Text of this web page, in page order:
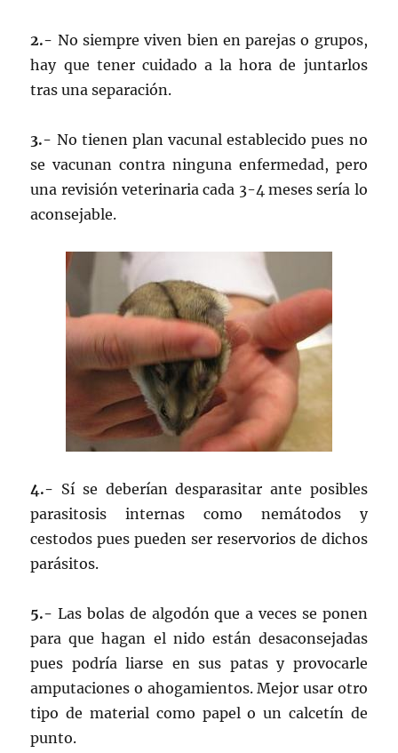
2.- No siempre viven bien en parejas o grupos,
hay que tener cuidado a la hora de juntarlos
tras una separación.
3.- No tienen plan vacunal establecido pues no
se vacunan contra ninguna enfermedad, pero
una revisión veterinaria cada 3-4 meses sería lo
aconsejable.
4.- Sí se deberían desparasitar ante posibles
parasitosis internas como nemátodos y
cestodos pues pueden ser reservorios de dichos
parásitos.
5.- Las bolas de algodón que a veces se ponen
para que hagan el nido están desaconsejadas
pues podría liarse en sus patas y provocarle
amputaciones o ahogamientos. Mejor usar otro
tipo de material como papel o un calcetín de
punto.